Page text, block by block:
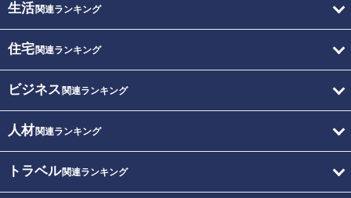
生活関連ランキング
住宅関連ランキング
ビジネス 関連ランキング
人材関連ランキング
トラベル関連ランキング